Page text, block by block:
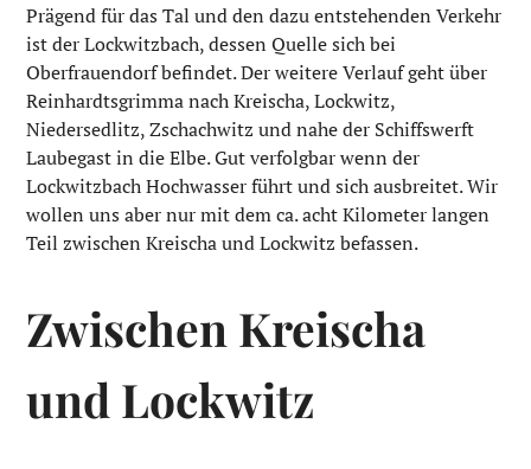
Prägend für das Tal und den dazu entstehenden Verkehr
ist der Lockwitzbach, dessen Quelle sich bei
Oberfrauendorf befindet. Der weitere Verlauf geht über
Reinhardtsgrimma nach Kreischa, Lockwitz,
Niedersedlitz, Zschachwitz und nahe der Schiffswerft
Laubegast in die Elbe. Gut verfolgbar wenn der
Lockwitzbach Hochwasser führt und sich ausbreitet. Wir
wollen uns aber nur mit dem ca. acht Kilometer langen
Teil zwischen Kreischa und Lockwitz befassen.
Zwischen Kreischa
und Lockwitz